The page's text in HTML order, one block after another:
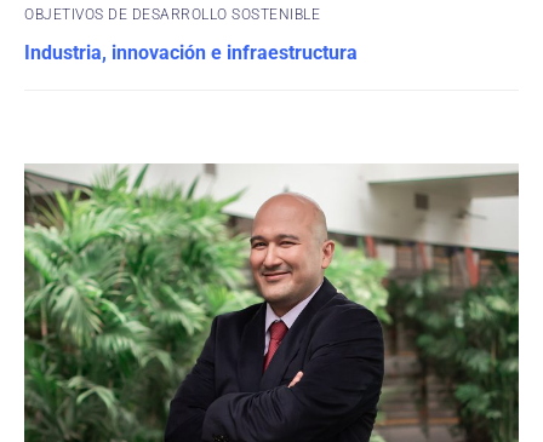
OBJETIVOS DE DESARROLLO SOSTENIBLE
Industria, innovación e infraestructura